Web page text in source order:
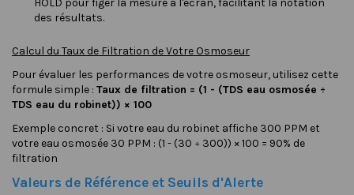
HOLD pour figer la mesure à l'écran, facilitant la notation
des résultats.
Calcul du Taux de Filtration de Votre Osmoseur
Pour évaluer les performances de votre osmoseur, utilisez cette
formule simple : Taux de filtration = (1 - (TDS eau osmosée ÷
TDS eau du robinet)) × 100
Exemple concret : Si votre eau du robinet affiche 300 PPM et
votre eau osmosée 30 PPM : (1 - (30 ÷ 300)) × 100 = 90% de
filtration
Valeurs de Référence et Seuils d'Alerte